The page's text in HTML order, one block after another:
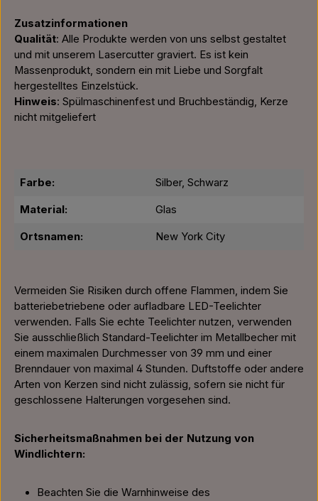
Zusatzinformationen
Qualität: Alle Produkte werden von uns selbst gestaltet
und mit unserem Lasercutter graviert. Es ist kein
Massenprodukt, sondern ein mit Liebe und Sorgfalt
hergestelltes Einzelstück.
Hinweis: Spülmaschinenfest und Bruchbeständig, Kerze
nicht mitgeliefert
Farbe: Silber, Schwarz
Material: Glas
Ortsnamen: New York City
Vermeiden Sie Risiken durch offene Flammen, indem Sie
batteriebetriebene oder aufladbare LED-Teelichter
verwenden. Falls Sie echte Teelichter nutzen, verwenden
Sie ausschließlich Standard-Teelichter im Metallbecher mit
einem maximalen Durchmesser von 39 mm und einer
Brenndauer von maximal 4 Stunden. Duftstoffe oder andere
Arten von Kerzen sind nicht zulässig, sofern sie nicht für
geschlossene Halterungen vorgesehen sind.
Sicherheitsmaßnahmen bei der Nutzung von
Windlichtern:
Beachten Sie die Warnhinweise des